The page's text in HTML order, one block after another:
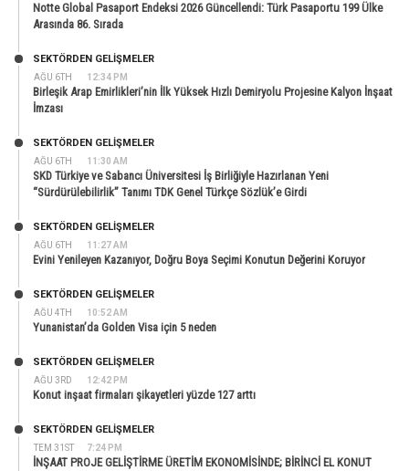
Notte Global Pasaport Endeksi 2026 Güncellendi: Türk Pasaportu 199 Ülke
Arasında 86. Sırada
AĞU 6TH 12:34 PM
SEKTÖRDEN GELIŞMELER
Birleşik Arap Emirlikleri’nin İlk Yüksek Hızlı Demiryolu Projesine Kalyon İnşaat
İmzası
AĞU 6TH 11:30 AM
SEKTÖRDEN GELIŞMELER
SKD Türkiye ve Sabancı Üniversitesi İş Birliğiyle Hazırlanan Yeni
“Sürdürülebilirlik” Tanımı TDK Genel Türkçe Sözlük’e Girdi
AĞU 6TH 11:27 AM
SEKTÖRDEN GELIŞMELER
Evini Yenileyen Kazanıyor, Doğru Boya Seçimi Konutun Değerini Koruyor
AĞU 4TH 10:52 AM
SEKTÖRDEN GELIŞMELER
Yunanistan’da Golden Visa için 5 neden
AĞU 3RD 12:42 PM
SEKTÖRDEN GELIŞMELER
Konut inşaat firmaları şikayetleri yüzde 127 arttı
TEM 31ST 7:24 PM
SEKTÖRDEN GELIŞMELER
İNŞAAT PROJE GELİŞTİRME ÜRETİM EKONOMİSİNDE; BİRİNCİ EL KONUT